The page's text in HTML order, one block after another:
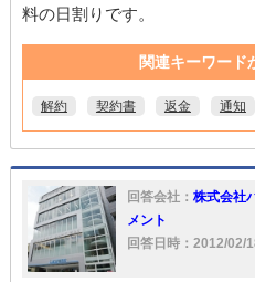
料の日割りです。
関連キーワード
解約 契約書 返金 通知
回答会社： 株式会社
メント
回答日時：2012/02/